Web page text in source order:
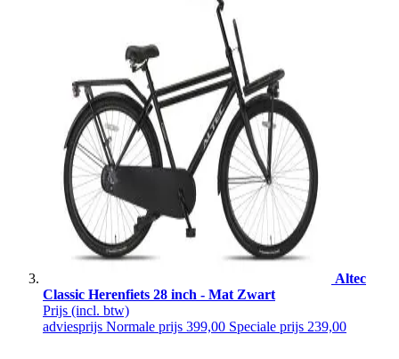
Altec
Classic Herenfiets 28 inch - Mat Zwart
Prijs (incl. btw)
adviesprijs Normale prijs 399,00 Speciale prijs 239,00